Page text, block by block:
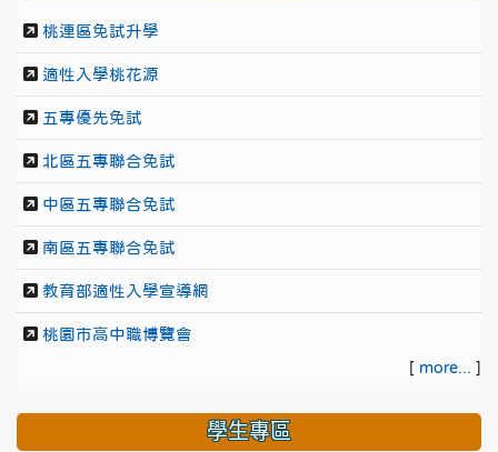
桃連區免試升學
適性入學桃花源
五專優先免試
北區五專聯合免試
中區五專聯合免試
南區五專聯合免試
教育部適性入學宣導網
桃園市高中職博覽會
[ more... ]
學生專區